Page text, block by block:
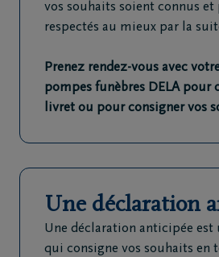
vos souhaits soient connus et
respectés au mieux par la
Prenez rendez-vous avec
pompes funèbres DELA pour
livret ou pour consigner vos
Une déclaration
Une déclaration anticipée est
qui consigne vos souhaits en